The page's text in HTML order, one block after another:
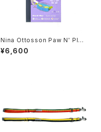
Nina Ottosson Paw N' Play
ニーナ オットソン パウ アンド
プレイ
¥6,600